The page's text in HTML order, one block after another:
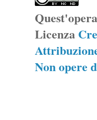
Licenza
Non opere